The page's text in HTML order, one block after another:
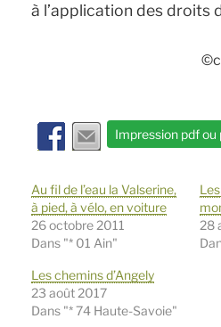
à l’application des droits
Impression pdf ou
Au fil de l’eau la Valserine,
à pied, à vélo, en voiture
26 octobre 2011
Dans "* 01 Ain"
28
Les chemins d’Angely
23 août 2017
Dans "* 74 Haute-Savoie"